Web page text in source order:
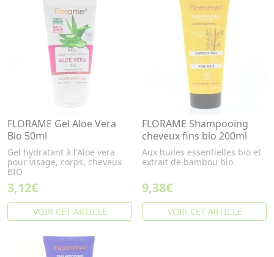
FLORAME Gel Aloe Vera
Bio 50ml
Gel hydratant à l'Aloe vera
pour visage, corps, cheveux
BIO
3,12€
VOIR CET ARTICLE
FLORAME Shampooing
cheveux fins bio 200ml
Aux huiles essentielles bio et
extrait de bambou bio.
9,38€
VOIR CET ARTICLE